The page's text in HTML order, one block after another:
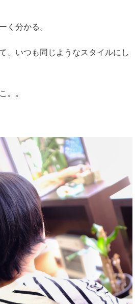
く分かる。
、いつも同じようなスタイルにし
。。